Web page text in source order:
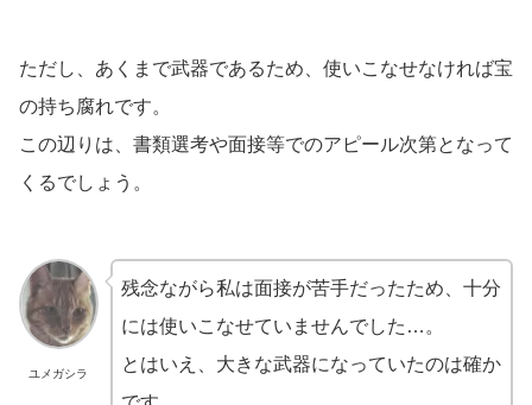
ただし、あくまで武器であるため、使いこなせなければ宝
の持ち腐れです。
この辺りは、書類選考や面接等でのアピール次第となって
くるでしょう。
ユメガシラ
残念ながら私は面接が苦手だったため、十分
には使いこなせていませんでした…。
とはいえ、大きな武器になっていたのは確か